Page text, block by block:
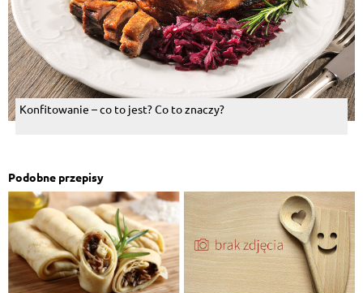
Konfitowanie – co to jest? Co to znaczy?
Podobne przepisy